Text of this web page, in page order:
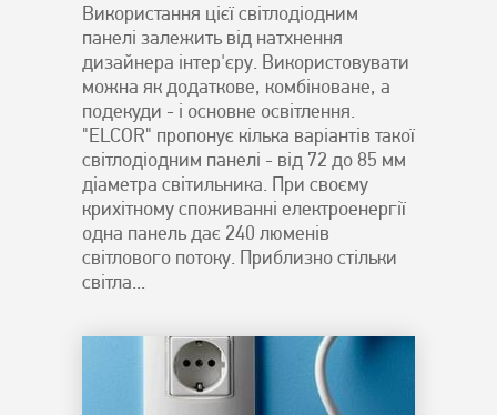
Використання цієї світлодіодним
панелі залежить від натхнення
дизайнера інтер'єру. Використовувати
можна як додаткове, комбіноване, а
подекуди - і основне освітлення.
"ELCOR" пропонує кілька варіантів такої
світлодіодним панелі - від 72 до 85 мм
діаметра світильника. При своєму
крихітному споживанні електроенергії
одна панель дає 240 люменів
світлового потоку. Приблизно стільки
світла...